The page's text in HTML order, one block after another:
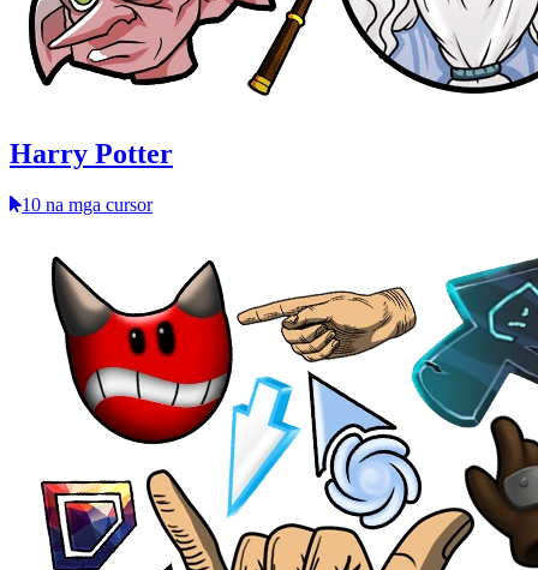
Harry Potter
10 na mga cursor